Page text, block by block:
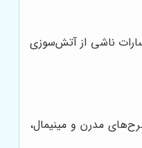
ناشی از آتش‌سوزی
مدرن و مینیمال،